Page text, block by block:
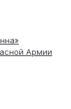
Армии